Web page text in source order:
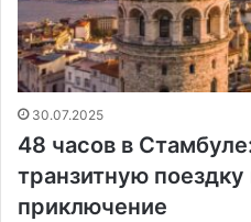
30.07.2025
48 часов в
транзитную
приключение